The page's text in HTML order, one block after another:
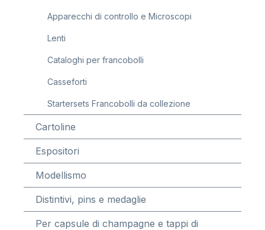
Apparecchi di controllo e Microscopi
Lenti
Cataloghi per francobolli
Casseforti
Startersets Francobolli da collezione
Cartoline
Espositori
Modellismo
Distintivi, pins e medaglie
Per capsule di champagne e tappi di